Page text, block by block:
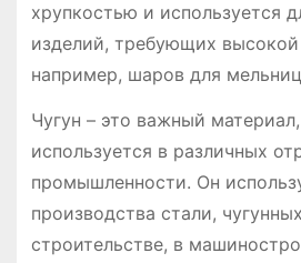
хрупкостью и используется
изделий, требующих
например, шаров для
Чугун – это важный
используется в различных
промышленности. Он
производства стали,
строительстве, в